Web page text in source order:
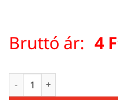
Bruttó ár: 4
Forgácslap csavar PZ2 3,5